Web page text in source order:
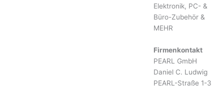
Elektronik, PC- &
Büro-Zubehör &
MEHR
Firmenkontakt
PEARL GmbH
Daniel C. Ludwig
PEARL-Straße 1-3